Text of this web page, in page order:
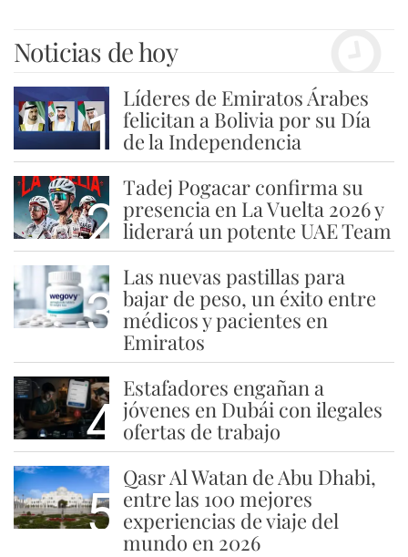
Noticias de hoy
1
Líderes de Emiratos Árabes
felicitan a Bolivia por su Día
de la Independencia
2
Tadej Pogacar confirma su
presencia en La Vuelta 2026 y
liderará un potente UAE Team
3
Las nuevas pastillas para
bajar de peso, un éxito entre
médicos y pacientes en
Emiratos
4
Estafadores engañan a
jóvenes en Dubái con ilegales
ofertas de trabajo
5
Qasr Al Watan de Abu Dhabi,
entre las 100 mejores
experiencias de viaje del
mundo en 2026